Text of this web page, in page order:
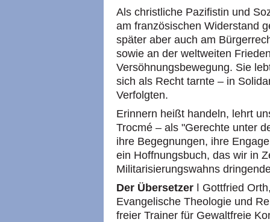
Als christliche Pazifistin und
am französischen Widerstand
später aber auch am
sowie an der weltweiten
Versöhnungsbewegung. Sie
sich als Recht tarnte – in
Verfolgten.
Erinnern heißt handeln, lehrt
Trocmé – als "Gerechte unter
ihre Begegnungen, ihre
ein Hoffnungsbuch, das wir in
Militarisierungswahns
Der Übersetzer ǀ Gottfried
Evangelische Theologie und
freier Trainer für Gewaltfreie